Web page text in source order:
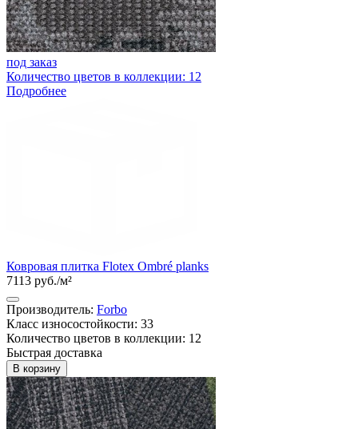
под заказ
Количество цветов в коллекции: 12
Подробнее
Ковровая плитка Flotex Ombré planks
7113 руб./м²
Производитель: Forbo
Класс износостойкости: 33
Количество цветов в коллекции: 12
Быстрая доставка
В корзину